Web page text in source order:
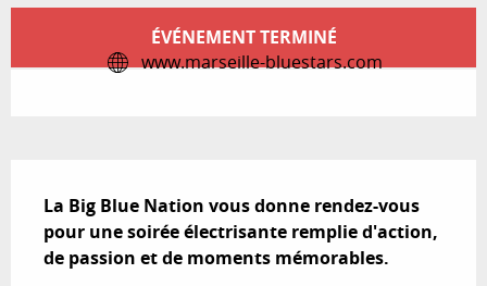
Ouverture et coordonnées
ÉVÉNEMENT TERMINÉ
www.marseille-bluestars.com
La Big Blue Nation vous donne rendez-vous
pour une soirée électrisante remplie d'action,
de passion et de moments mémorables.